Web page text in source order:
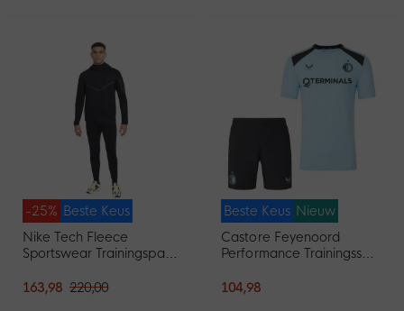
Beste Keus
-25%
Nike Tech Fleece
Sportswear Trainingspak
163,98 220,00
Beste Keus Nieuw
Castore Feyenoord
Performance Trainingsset
Zwart
104,98